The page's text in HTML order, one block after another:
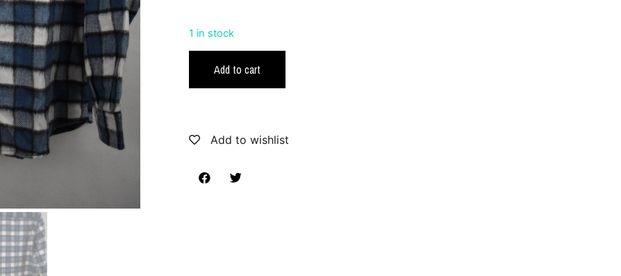
1 in stock
Add to cart
Add to wishlist